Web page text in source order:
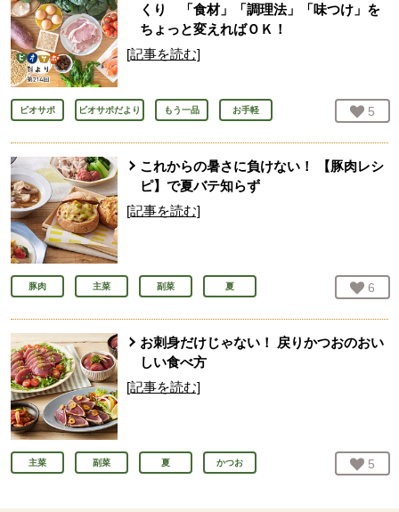
くり 「食材」「調理法」「味つけ」を
ちょっと変えればＯＫ！
[記事を読む]
ビオサポ ビオサポだより もう一品 お手軽 お気
5
これからの暑さに負けない！ 【豚肉レシ
ピ】で夏バテ知らず
[記事を読む]
豚肉 主菜 副菜 夏 お気
6
お刺身だけじゃない！ 戻りかつおのおい
しい食べ方
[記事を読む]
主菜 副菜 夏 かつお お気
5